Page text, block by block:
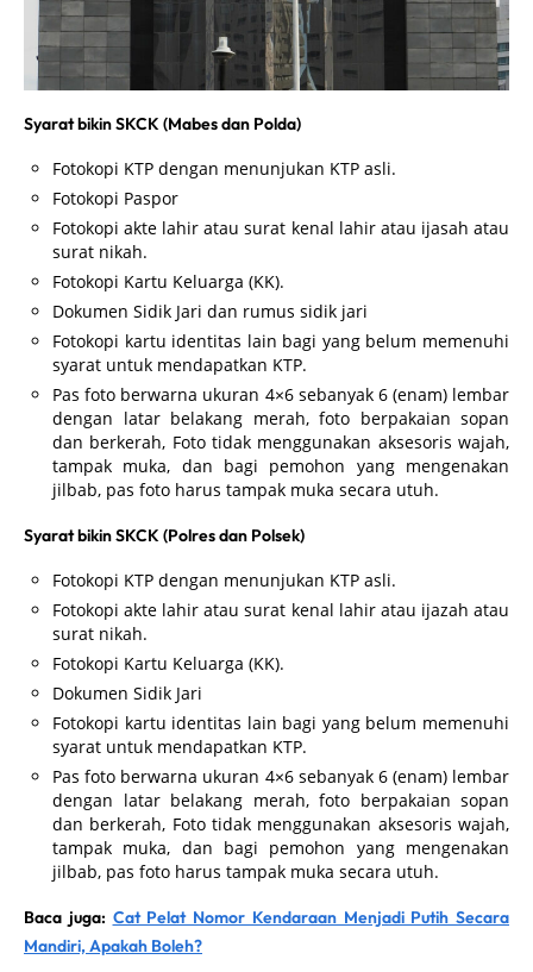
Syarat bikin SKCK (Mabes dan Polda)
Fotokopi KTP dengan menunjukan KTP asli.
Fotokopi Paspor
Fotokopi akte lahir atau surat kenal lahir atau ijasah atau
surat nikah.
Fotokopi Kartu Keluarga (KK).
Dokumen Sidik Jari dan rumus sidik jari
Fotokopi kartu identitas lain bagi yang belum memenuhi
syarat untuk mendapatkan KTP.
Pas foto berwarna ukuran 4×6 sebanyak 6 (enam) lembar
dengan latar belakang merah, foto berpakaian sopan
dan berkerah, Foto tidak menggunakan aksesoris wajah,
tampak muka, dan bagi pemohon yang mengenakan
jilbab, pas foto harus tampak muka secara utuh.
Syarat bikin SKCK (Polres dan Polsek)
Fotokopi KTP dengan menunjukan KTP asli.
Fotokopi akte lahir atau surat kenal lahir atau ijazah atau
surat nikah.
Fotokopi Kartu Keluarga (KK).
Dokumen Sidik Jari
Fotokopi kartu identitas lain bagi yang belum memenuhi
syarat untuk mendapatkan KTP.
Pas foto berwarna ukuran 4×6 sebanyak 6 (enam) lembar
dengan latar belakang merah, foto berpakaian sopan
dan berkerah, Foto tidak menggunakan aksesoris wajah,
tampak muka, dan bagi pemohon yang mengenakan
jilbab, pas foto harus tampak muka secara utuh.
Baca juga: Cat Pelat Nomor Kendaraan Menjadi Putih Secara
Mandiri, Apakah Boleh?